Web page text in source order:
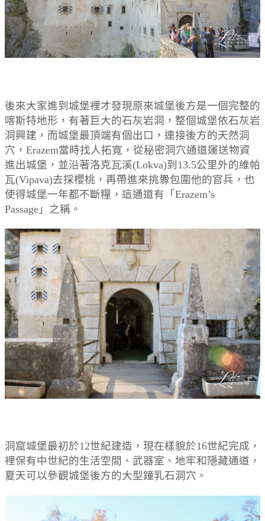
後來大家進到城堡裡才發現原來城堡後方是一個完整的
喀斯特地形，有著巨大的石灰岩洞，整個城堡依石灰岩
洞興建，而城堡最頂端有個出口，連接後方的天然洞
穴， Erazem當時找人拓寬，從秘密洞穴通道運送物資
進出城堡，並沿著洛克瓦溪(Lokva)到13.5公里外的維帕
瓦(Vipava)去採櫻桃，再帶進來挑釁包圍他的官兵，也
使得城堡一年都不斷糧，這通道有「Erazem’s
Passage 」之稱。
洞窟城堡最初於12世紀建造，現在樣貌於16世紀完成，
裡保有中世紀的生活空間、武器室、地牢和隱藏通道，
夏天可以參觀城堡後方的大型鐘乳石洞穴。